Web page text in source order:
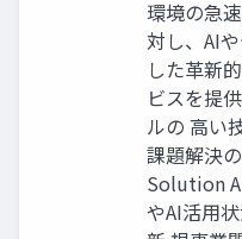
環境の急
対し、AI
した革新
ビスを提
ルの 高い
課題解決
Solution
やAI活用